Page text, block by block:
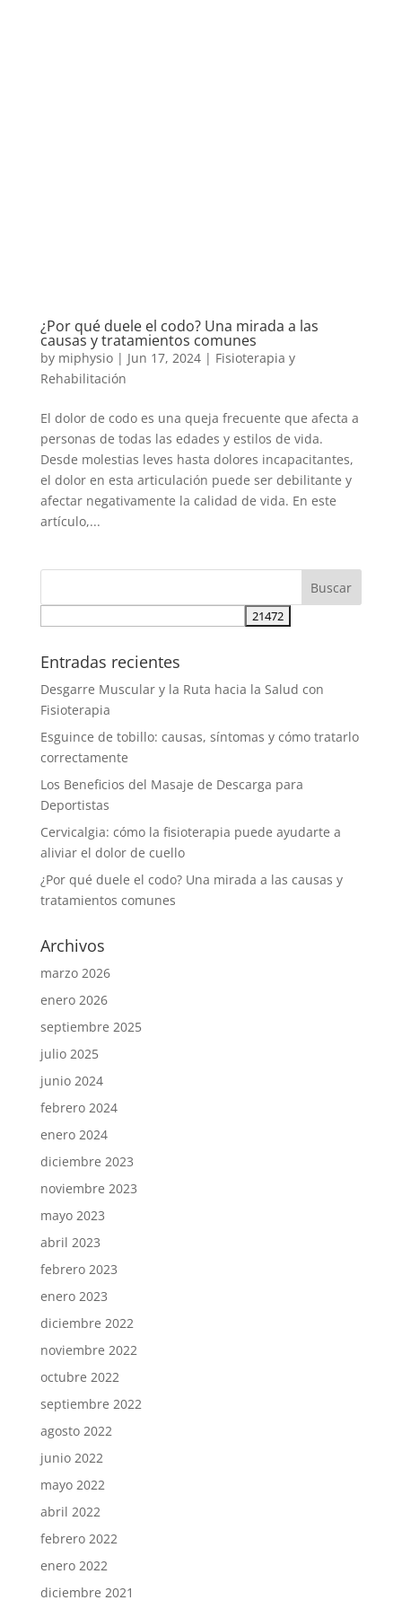
¿Por qué duele el codo? Una mirada a las
causas y tratamientos comunes
by miphysio| Jun 17, 2024| Fisioterapia y
Rehabilitación
El dolor de codo es una queja frecuente que afecta a
personas de todas las edades y estilos de vida.
Desde molestias leves hasta dolores incapacitantes,
el dolor en esta articulación puede ser debilitante y
afectar negativamente la calidad de vida. En este
artículo,...
Entradas recientes
Desgarre Muscular y la Ruta hacia la Salud con
Fisioterapia
Esguince de tobillo: causas, síntomas y cómo tratarlo
correctamente
Los Beneficios del Masaje de Descarga para
Deportistas
Cervicalgia: cómo la fisioterapia puede ayudarte a
aliviar el dolor de cuello
¿Por qué duele el codo? Una mirada a las causas y
tratamientos comunes
Archivos
marzo 2026
enero 2026
septiembre 2025
julio 2025
junio 2024
febrero 2024
enero 2024
diciembre 2023
noviembre 2023
mayo 2023
abril 2023
febrero 2023
enero 2023
diciembre 2022
noviembre 2022
octubre 2022
septiembre 2022
agosto 2022
junio 2022
mayo 2022
abril 2022
febrero 2022
enero 2022
diciembre 2021